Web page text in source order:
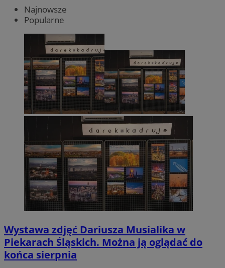
Najnowsze
Popularne
Wystawa zdjęć Dariusza Musialika w
Piekarach Śląskich. Można ją oglądać do
końca sierpnia